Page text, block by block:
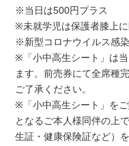
※当日は500円プラス
※未就学児は保護者膝上
※新型コロナウイルス感
※「小中高生シート」は
ます。前売券にて全席種
ご了承ください。
※「小中高生シート」を
となるご本人様同伴の上
生証・健康保険証など）